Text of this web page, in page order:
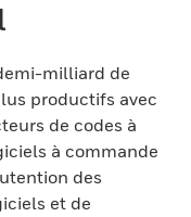
milliard de
productifs avec
de codes à
à commande
des
et de